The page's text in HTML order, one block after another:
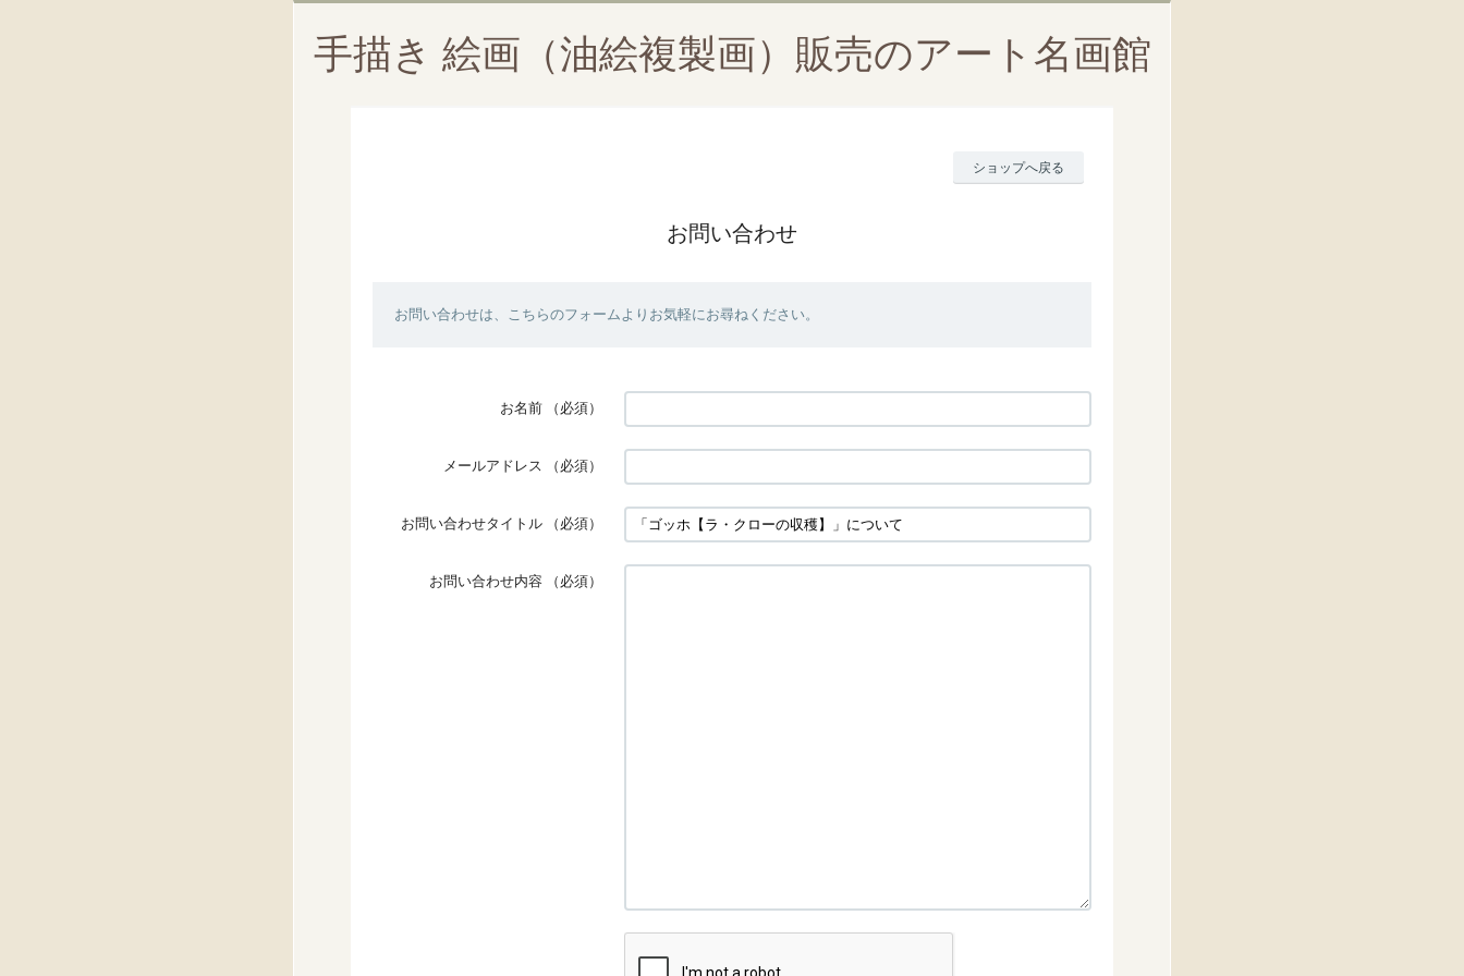
手描き 絵画（油絵複製画）販売のアート名画館
ショップへ戻る
お問い合わせ
お問い合わせは、こちらのフォームよりお気軽にお尋ねください。
お名前 （必須）
メールアドレス （必須）
お問い合わせタイトル （必須）
お問い合わせ内容 （必須）